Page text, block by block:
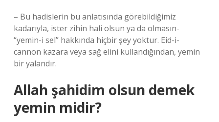
– Bu hadislerin bu anlatısında görebildiğimiz
kadarıyla, ister zihin hali olsun ya da olmasın-
“yemin-i sel” hakkında hiçbir şey yoktur. Eid-i-
cannon kazara veya sağ elini kullandığından, yemin
bir yalandır.
Allah şahidim olsun demek
yemin midir?